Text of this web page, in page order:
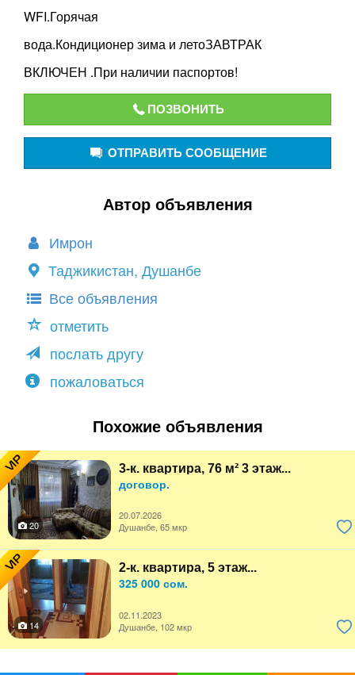
WFI.Горячая
вода.Кондиционер зима и летоЗАВТРАК
ВКЛЮЧЕН .При наличии паспортов!
ПОЗВОНИТЬ
ОТПРАВИТЬ СООБЩЕНИЕ
Автор объявления
Имрон
Таджикистан, Душанбе
Все объявления
отметить
послать другу
пожаловаться
Похожие объявления
VIP 3-к. квартира, 76 м² 3 этаж...
договор.
20.07.2026
20
Душанбе, 65 мкр
VIP 2-к. квартира, 5 этаж...
325 000 сом.
02.11.2023
14
Душанбе, 102 мкр